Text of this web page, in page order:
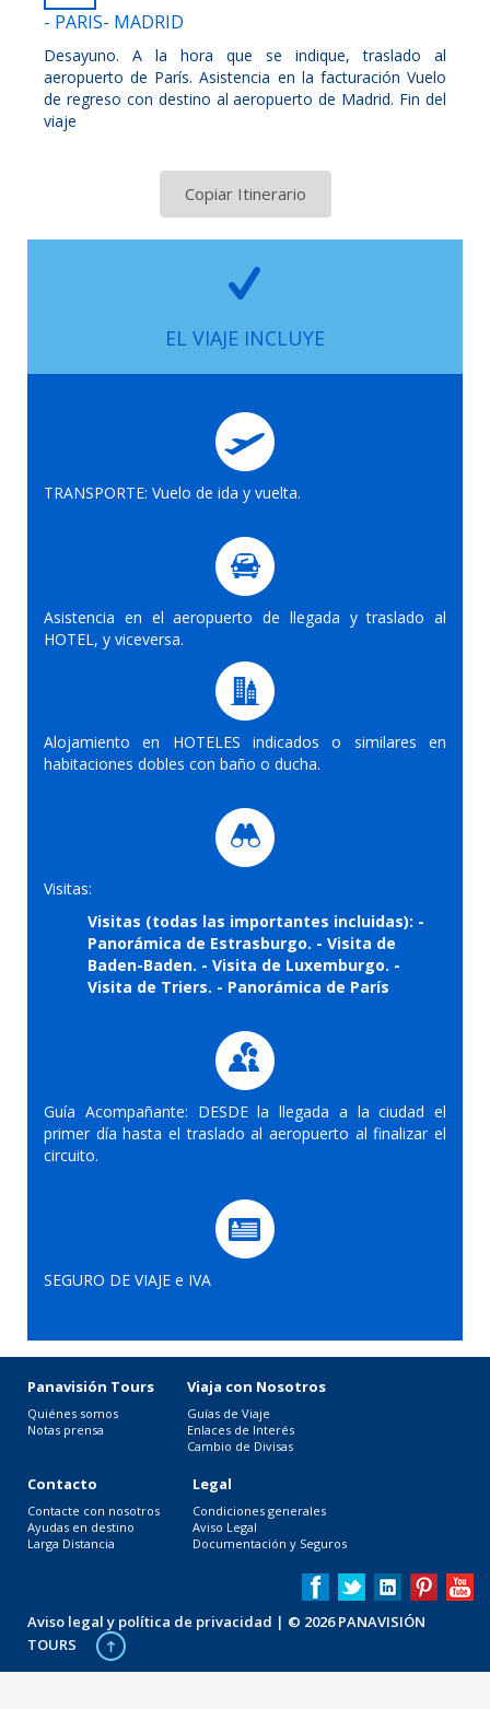
- PARIS- MADRID
Desayuno. A la hora que se indique, traslado al
aeropuerto de París. Asistencia en la facturación Vuelo
de regreso con destino al aeropuerto de Madrid. Fin del
viaje
Copiar Itinerario
EL VIAJE INCLUYE
TRANSPORTE: Vuelo de ida y vuelta.
Asistencia en el aeropuerto de llegada y traslado al
HOTEL, y viceversa.
Alojamiento en HOTELES indicados o similares en
habitaciones dobles con baño o ducha.
Visitas:
Visitas (todas las importantes incluidas): -
Panorámica de Estrasburgo. - Visita de
Baden-Baden. - Visita de Luxemburgo. -
Visita de Triers. - Panorámica de París
Guía Acompañante: DESDE la llegada a la ciudad el
primer día hasta el traslado al aeropuerto al finalizar el
circuito.
SEGURO DE VIAJE e IVA
Panavisión Tours
Quiénes somos
Notas prensa
Viaja con Nosotros
Guías de Viaje
Enlaces de Interés
Cambio de Divisas
Contacto
Contacte con nosotros
Ayudas en destino
Larga Distancia
Legal
Condiciones generales
Aviso Legal
Documentación y Seguros
Aviso legal y política de privacidad | © 2026 PANAVISIÓN
TOURS